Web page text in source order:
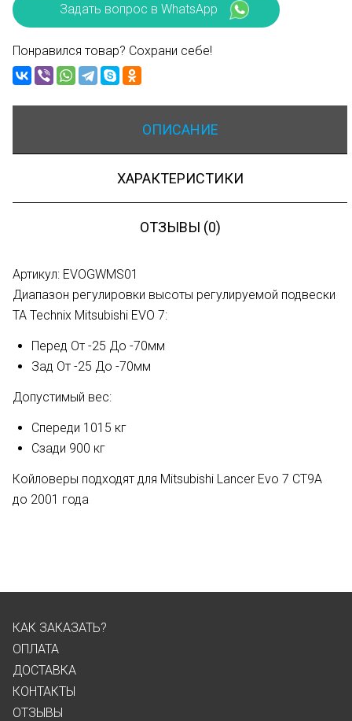
Задать вопрос в WhatsApp
Понравился товар? Сохрани себе!
ОПИСАНИЕ
ХАРАКТЕРИСТИКИ
ОТЗЫВЫ (0)
Артикул: EVOGWMS01
Диапазон регулировки высоты регулируемой подвески
TA Technix Mitsubishi EVO 7:
Перед От -25 До -70мм
Зад От -25 До -70мм
Допустимый вес:
Спереди 1015 кг
Сзади 900 кг
Койловеры подходят для Mitsubishi Lancer Evo 7 CT9A
до 2001 года
КАК ЗАКАЗАТЬ?
ОПЛАТА
ДОСТАВКА
КОНТАКТЫ
ОТЗЫВЫ